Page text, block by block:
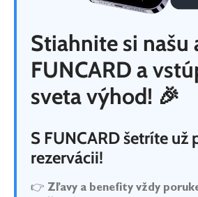
Stiahnite si našu
FUNCARD a
sveta výhod! 🎉
S FUNCARD šetríte už
rezervácii!
👉 Zľavy a benefity vždy